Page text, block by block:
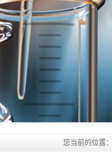
您当前的位置：